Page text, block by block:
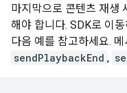
마지막으로 콘텐츠 재생
해야 합니다. SDK로 이
다음 예를 참고하세요. 메
sendPlaybackEnd ,